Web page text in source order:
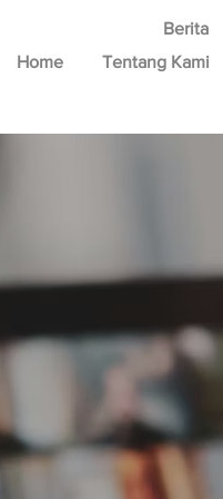
Berita
Home
Tentang Kami